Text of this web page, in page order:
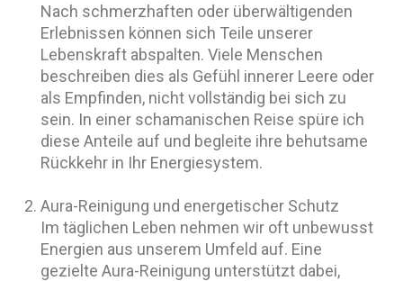
Nach schmerzhaften oder überwältigenden
Erlebnissen können sich Teile unserer
Lebenskraft abspalten. Viele Menschen
beschreiben dies als Gefühl innerer Leere oder
als Empfinden, nicht vollständig bei sich zu
sein. In einer schamanischen Reise spüre ich
diese Anteile auf und begleite ihre behutsame
Rückkehr in Ihr Energiesystem.
Aura-Reinigung und energetischer Schutz
Im täglichen Leben nehmen wir oft unbewusst
Energien aus unserem Umfeld auf. Eine
gezielte Aura-Reinigung unterstützt dabei,